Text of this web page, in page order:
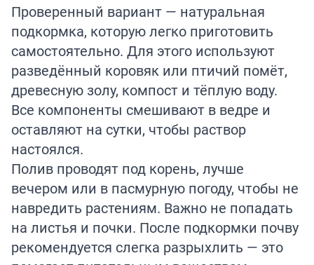
Проверенный вариант — натуральная
подкормка, которую легко приготовить
самостоятельно. Для этого используют
разведённый коровяк или птичий помёт,
древесную золу, компост и тёплую воду.
Все компоненты смешивают в ведре и
оставляют на сутки, чтобы раствор
настоялся.
Полив проводят под корень, лучше
вечером или в пасмурную погоду, чтобы не
навредить растениям. Важно не попадать
на листья и почки. После подкормки почву
рекомендуется слегка разрыхлить — это